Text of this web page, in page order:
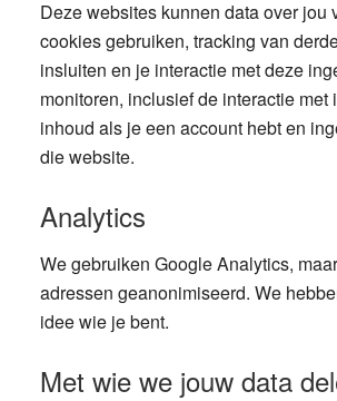
Deze websites kunnen data over jou
cookies gebruiken, tracking van
insluiten en je interactie met deze
monitoren, inclusief de interactie met
inhoud als je een account hebt en
die website.
Analytics
We gebruiken Google Analytics,
adressen geanonimiseerd. We
idee wie je bent.
Met wie we jouw data